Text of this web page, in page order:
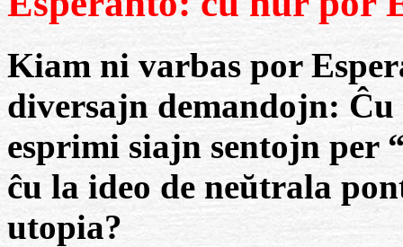
Kiam ni varbas por
diversajn demandojn: Ĉu
esprimi siajn sentojn per
ĉu la ideo de neŭtrala
utopia?